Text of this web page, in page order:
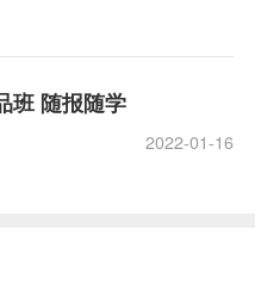
班 随报随学
2022-01-16